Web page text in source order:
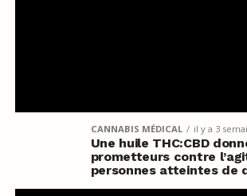
CANNABIS MÉDICAL il y a 3
Une huile THC:CBD
prometteurs contre
personnes atteintes de